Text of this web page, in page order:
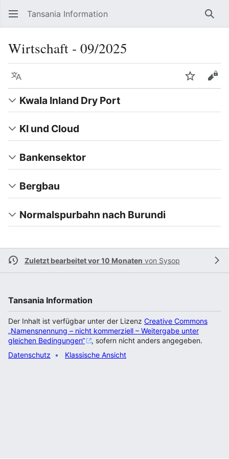
Tansania Information
Wirtschaft ‐ 09/2025
Sprache
Kwala Inland Dry Port
KI und Cloud
Bankensektor
Bergbau
Normalspurbahn nach Burundi
Zuletzt bearbeitet vor 10 Monaten von Sysop
Tansania Information
Der Inhalt ist verfügbar unter der Lizenz Creative Commons
„Namensnennung – nicht kommerziell – Weitergabe unter
gleichen Bedingungen“
, sofern nicht anders angegeben.
Datenschutz
Klassische Ansicht